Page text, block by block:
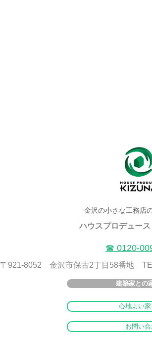
金沢の小さな工務店
ハウスプロデュー
​☎ 0120-
〒921-8052 金沢市保古2丁目58番地
建築家との
心地よい家
お問い